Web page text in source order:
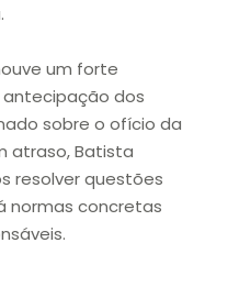
um forte
dos
sobre o ofício da
atraso, Batista
resolver questões
normas concretas